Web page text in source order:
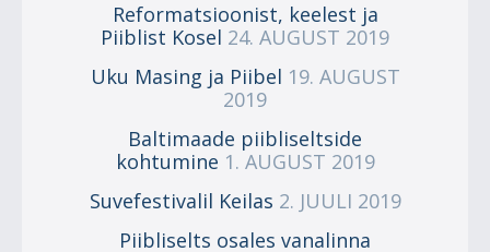
Reformatsioonist, keelest ja
Piiblist Kosel 24. AUGUST 2019
Uku Masing ja Piibel 19. AUGUST
2019
Baltimaade piibliseltside
kohtumine 1. AUGUST 2019
Suvefestivalil Keilas 2. JUULI 2019
Piibliselts osales vanalinna